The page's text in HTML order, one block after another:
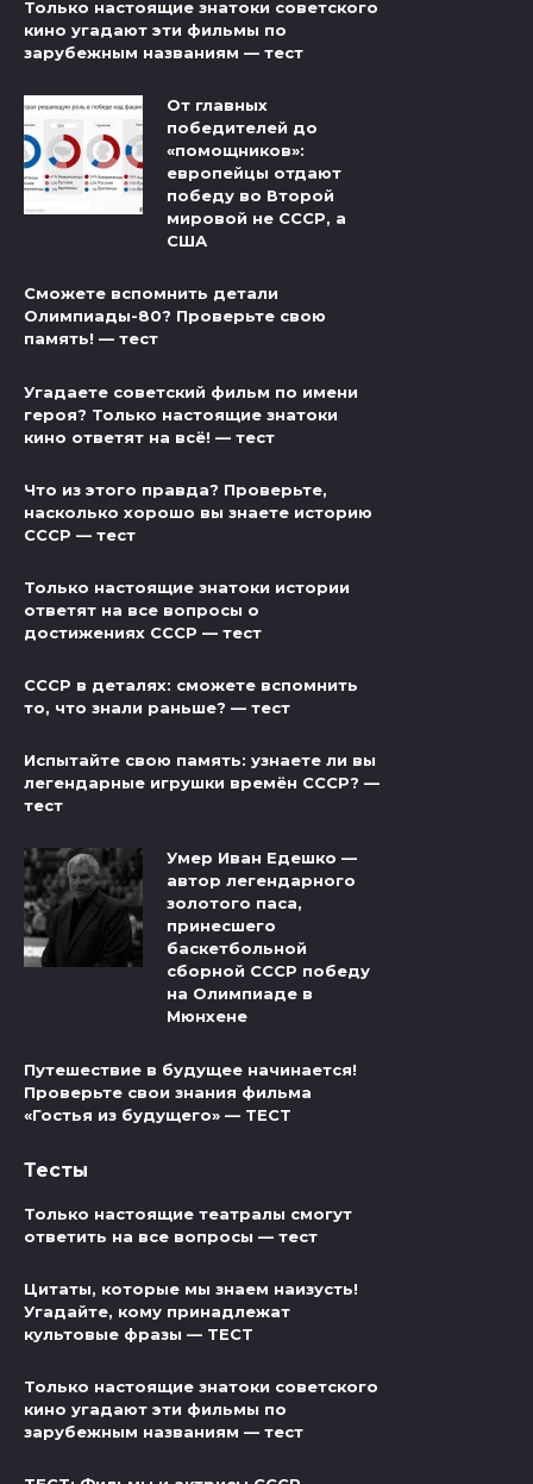
Только настоящие знатоки советского
кино угадают эти фильмы по
зарубежным названиям — тест
От главных
победителей до
«помощников»:
европейцы отдают
победу во Второй
мировой не СССР, а
США
Сможете вспомнить детали
Олимпиады-80? Проверьте свою
память! — тест
Угадаете советский фильм по имени
героя? Только настоящие знатоки
кино ответят на всё! — тест
Что из этого правда? Проверьте,
насколько хорошо вы знаете историю
СССР — тест
Только настоящие знатоки истории
ответят на все вопросы о
достижениях СССР — тест
СССР в деталях: сможете вспомнить
то, что знали раньше? — тест
Испытайте свою память: узнаете ли вы
легендарные игрушки времён СССР? —
тест
Умер Иван Едешко —
автор легендарного
золотого паса,
принесшего
баскетбольной
сборной СССР победу
на Олимпиаде в
Мюнхене
Путешествие в будущее начинается!
Проверьте свои знания фильма
«Гостья из будущего» — ТЕСТ
Тесты
Только настоящие театралы смогут
ответить на все вопросы — тест
Цитаты, которые мы знаем наизусть!
Угадайте, кому принадлежат
культовые фразы — ТЕСТ
Только настоящие знатоки советского
кино угадают эти фильмы по
зарубежным названиям — тест